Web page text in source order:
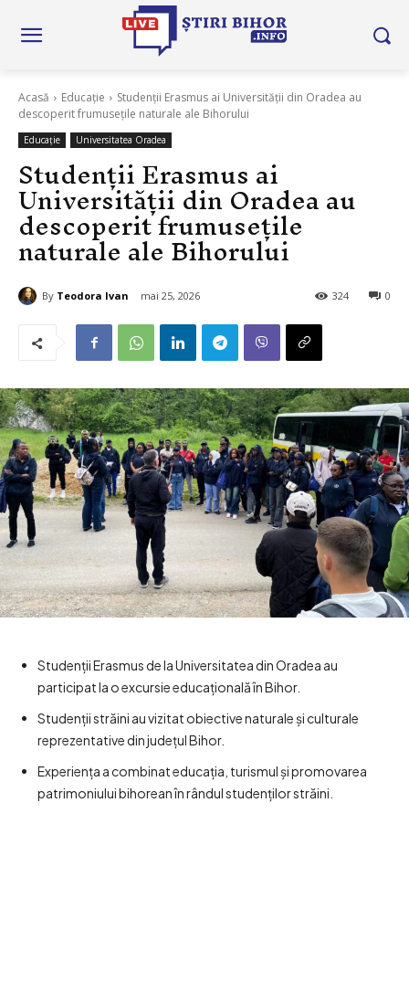
Acasă Educație
Studenții Erasmus ai Universității din Oradea au
descoperit frumusețile naturale ale Bihorului
Educație Universitatea Oradea
Studenții Erasmus ai
Universității din Oradea au
descoperit frumusețile
naturale ale Bihorului
By Teodora Ivan mai 25, 2026 0
324
Studenții Erasmus de la Universitatea din Oradea au
participat la o excursie educațională în Bihor.
Studenții străini au vizitat obiective naturale și culturale
reprezentative din județul Bihor.
Experiența a combinat educația, turismul și promovarea
patrimoniului bihorean în rândul studenților străini.